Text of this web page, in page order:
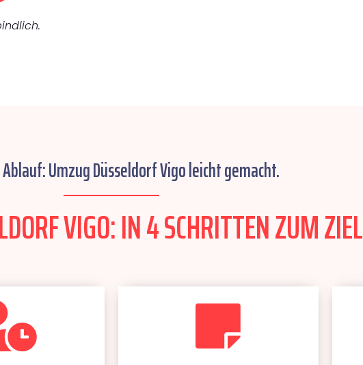
Umzug Düsseldorf Vigo leicht gemacht.
VIGO: IN 4 SCHRITTEN ZUM ZIEL